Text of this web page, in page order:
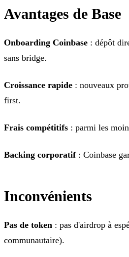
Avantages de Base
Onboarding Coinbase : dépôt
sans bridge.
Croissance rapide : nouveaux
first.
Frais compétitifs : parmi les
Backing corporatif: Coinbase
Inconvénients
Pas de token : pas d'airdrop à
communautaire).